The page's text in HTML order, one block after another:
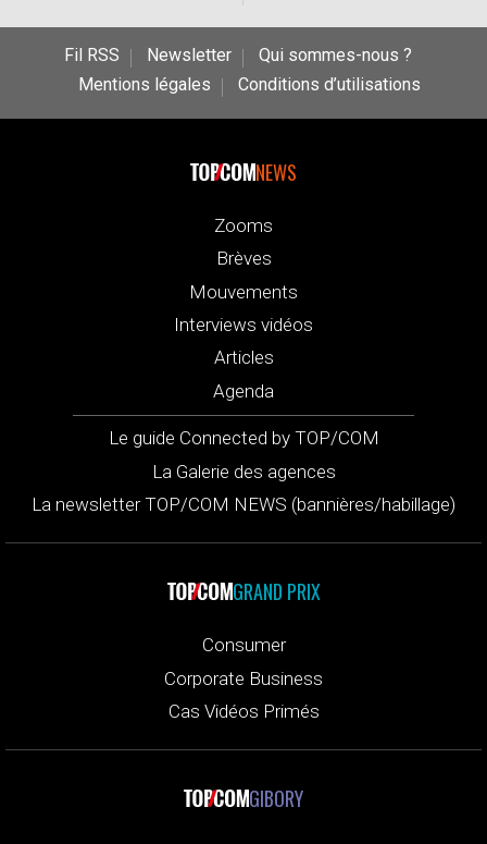
Fil RSS Newsletter
Qui sommes-nous ?
Mentions légales
Conditions d’utilisations
NEWS
Zooms
Brèves
Mouvements
Interviews vidéos
Articles
Agenda
Le guide Connected by TOP/COM
La Galerie des agences
La newsletter TOP/COM NEWS (bannières/habillage)
GRAND PRIX
Consumer
Corporate Business
Cas Vidéos Primés
GIBORY